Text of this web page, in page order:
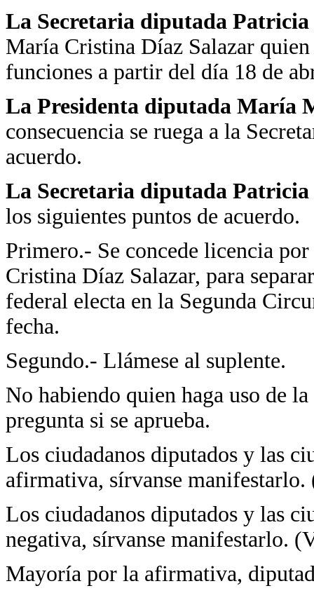
La Secretaria diputada
María Cristina Díaz Salazar
funciones a partir del día 18 de
La Presidenta diputada María
consecuencia se ruega a la
acuerdo.
La Secretaria diputada
los siguientes puntos de acuerdo.
Primero.- Se concede licencia
Cristina Díaz Salazar, para
federal electa en la Segunda
fecha.
Segundo.- Llámese al suplente.
No habiendo quien haga uso de
pregunta si se aprueba.
Los ciudadanos diputados y las
afirmativa, sírvanse manifestarlo.
Los ciudadanos diputados y las
negativa, sírvanse manifestarlo.
Mayoría por la afirmativa,